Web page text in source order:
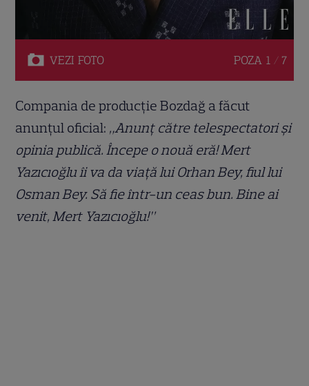
VEZI FOTO POZA 1 / 7
Compania de producție Bozdağ a făcut
anunțul oficial: „Anunț către telespectatori și
opinia publică. Începe o nouă eră! Mert
Yazıcıoğlu îi va da viață lui Orhan Bey, fiul lui
Osman Bey. Să fie într-un ceas bun. Bine ai
venit, Mert Yazıcıoğlu!”